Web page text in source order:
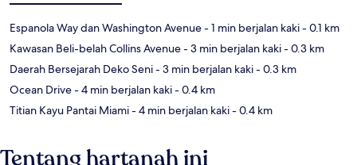
Espanola Way dan Washington Avenue- 1 min berjalan kaki- 0.1 km
Kawasan Beli-belah Collins Avenue- 3 min berjalan kaki- 0.3 km
Daerah Bersejarah Deko Seni- 3 min berjalan kaki- 0.3 km
Ocean Drive- 4 min berjalan kaki- 0.4 km
Titian Kayu Pantai Miami- 4 min berjalan kaki- 0.4 km
Tentang hartanah ini